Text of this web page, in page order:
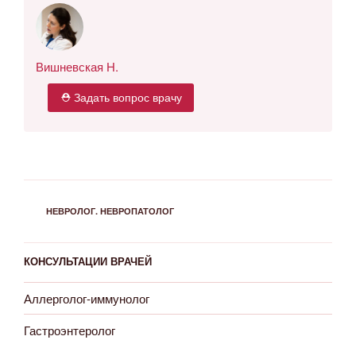
Вишневская Н.
⛑ Задать вопрос врачу
РУБРИКИ
НЕВРОЛОГ. НЕВРОПАТОЛОГ
КОНСУЛЬТАЦИИ ВРАЧЕЙ
Аллерголог-иммунолог
Гастроэнтеролог